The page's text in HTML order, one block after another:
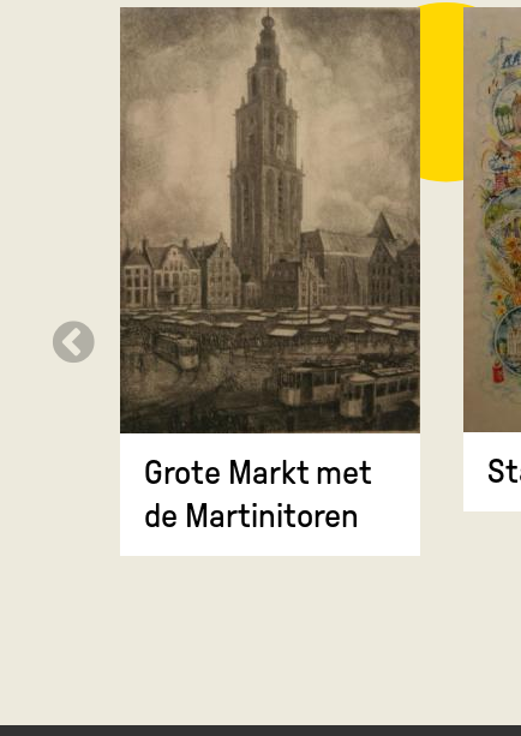
Grote Markt met
de Martinitoren